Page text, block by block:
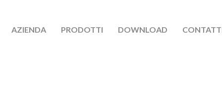
AZIENDA PRODOTTI DOWNLOAD